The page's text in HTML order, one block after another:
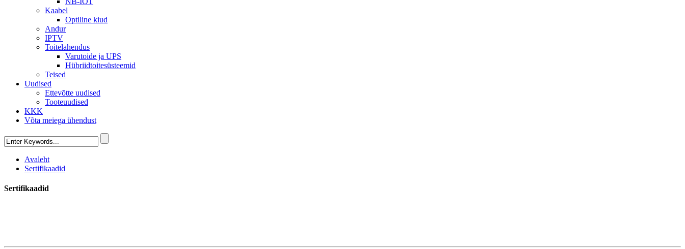
Kaabel
Optiline kiud
Andur
IPTV
Toitelahendus
Varutoide ja UPS
Hübriidtoitesüsteemid
Teised
Uudised
Ettevõtte uudised
Tooteuudised
KKK
Võta meiega ühendust
Avaleht
Sertifikaadid
Sertifikaadid